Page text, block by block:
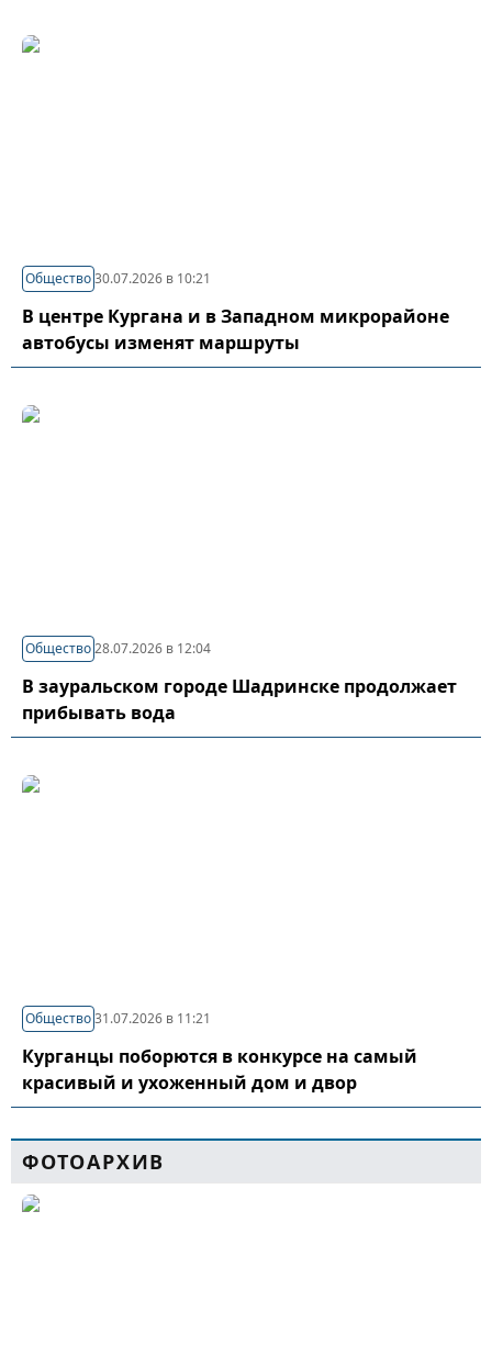
Общество30.07.2026 в 10:21
В центре Кургана и в Западном микрорайоне
автобусы изменят маршруты
Общество28.07.2026 в 12:04
В зауральском городе Шадринске продолжает
прибывать вода
Общество31.07.2026 в 11:21
Курганцы поборются в конкурсе на самый
красивый и ухоженный дом и двор
ФОТОАРХИВ